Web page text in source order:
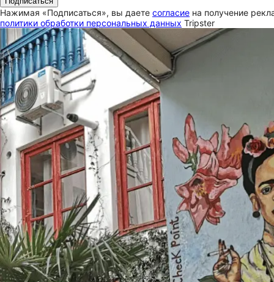
Нажимая «Подписаться», вы даете согласие на получение
политики обработки персональных данных Tripster